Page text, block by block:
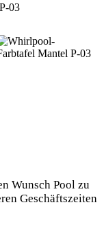
P-03
Wunsch Pool zu
Geschäftszeiten